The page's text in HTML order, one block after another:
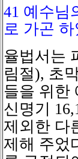
41 예수님
로 가곤
율법서는
림절), 초
들을 위한
신명기
제외한 다
제해 주었